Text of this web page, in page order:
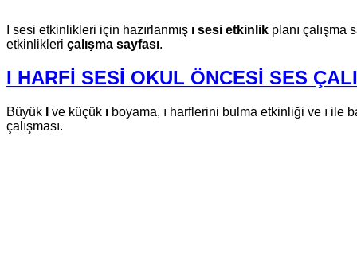
I sesi etkinlikleri için hazırlanmış ı sesi etkinlik planı çalışma
etkinlikleri çalışma sayfası.
I HARFİ SESİ OKUL ÖNCESİ SES
Büyük ve küçük ı boyama, ı harflerini bulma etkinliği ve ı ile
çalışması.